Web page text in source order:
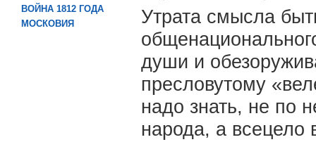
ВОЙНА 1812 ГОДА
МОСКОВИЯ
Утрата смысла
души и
пресловутому
надо знать, не по
народа, а всецело